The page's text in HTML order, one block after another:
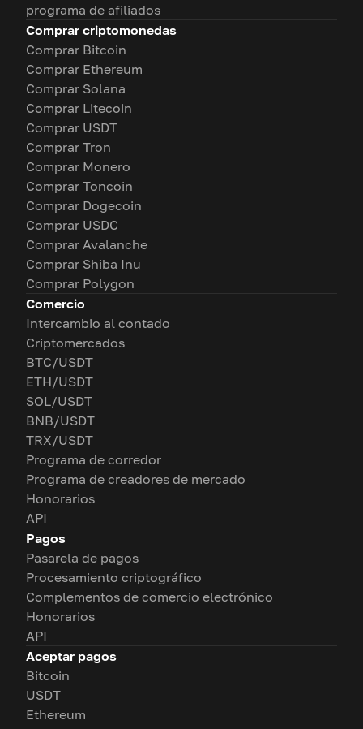
programa de afiliados
Comprar criptomonedas
Comprar Bitcoin
Comprar Ethereum
Comprar Solana
Comprar Litecoin
Comprar USDT
Comprar Tron
Comprar Monero
Comprar Toncoin
Comprar Dogecoin
Comprar USDC
Comprar Avalanche
Comprar Shiba Inu
Comprar Polygon
Comercio
Intercambio al contado
Criptomercados
BTC/USDT
ETH/USDT
SOL/USDT
BNB/USDT
TRX/USDT
Programa de corredor
Programa de creadores de mercado
Honorarios
API
Pagos
Pasarela de pagos
Procesamiento criptográfico
Complementos de comercio electrónico
Honorarios
API
Aceptar pagos
Bitcoin
USDT
Ethereum